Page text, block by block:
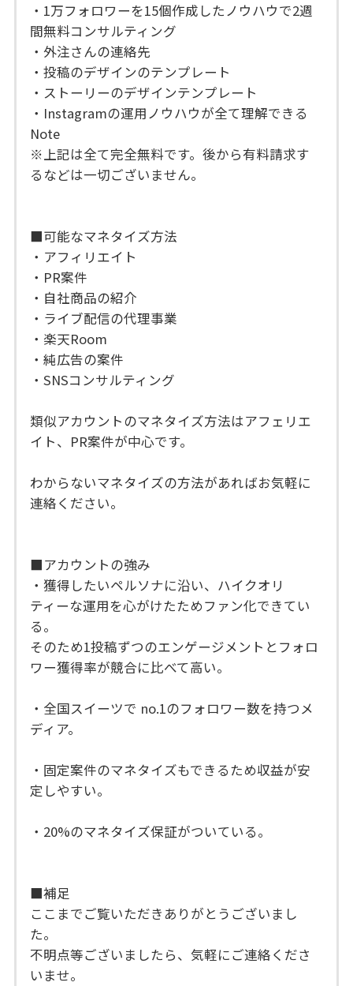
・1万フォロワーを15個作成したノウハウで2週
間無料コンサルティング
・外注さんの連絡先
・投稿のデザインのテンプレート
・ストーリーのデザインテンプレート
・Instagramの運用ノウハウが全て理解できる
Note
※上記は全て完全無料です。後から有料請求す
るなどは一切ございません。
■可能なマネタイズ方法
・アフィリエイト
・PR案件
・自社商品の紹介
・ライブ配信の代理事業
・楽天Room
・純広告の案件
・SNSコンサルティング
類似アカウントのマネタイズ方法はアフェリエ
イト、PR案件が中心です。
わからないマネタイズの方法があればお気軽に
連絡ください。
■アカウントの強み
・獲得したいペルソナに沿い、ハイクオリ
ティーな運用を心がけたためファン化できてい
る。
そのため1投稿ずつのエンゲージメントとフォロ
ワー獲得率が競合に比べて高い。
・全国スイーツで no.1のフォロワー数を持つメ
ディア。
・固定案件のマネタイズもできるため収益が安
定しやすい。
・20%のマネタイズ保証がついている。
■補足
ここまでご覧いただきありがとうございまし
た。
不明点等ございましたら、気軽にご連絡くださ
いませ。